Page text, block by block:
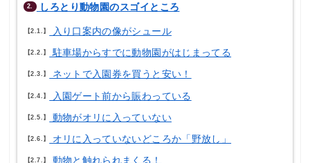
2. しろとり動物園のスゴイところ
2.1. 入り口案内の像がシュール
2.2. 駐車場からすでに動物園がはじまってる
2.3. ネットで入園券を買うと安い！
2.4. 入園ゲート前から賑わっている
2.5. 動物がオリに入っていない
2.6. オリに入っていないどころか「野放し」
2.7. 動物と触れられまくる！